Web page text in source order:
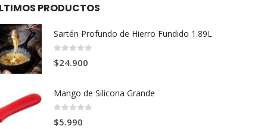
PRODUCTOS
Sartén Profundo de Hierro Fundido 1.89L
$24.900
Mango de Silicona Grande
$5.990